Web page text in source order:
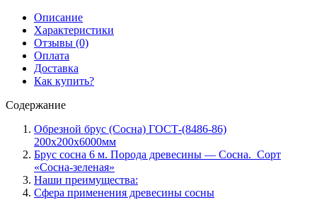
сорт.
Описание
Характеристики
Отзывы (0)
Оплата
Доставка
Как купить?
Содержание
Обрезной брус (Сосна) ГОСТ-(8486-86)
200х200х6000мм
Брус сосна 6 м. Порода древесины — Сосна. Сорт
«Сосна-зеленая»
Наши преимущества:
Сфера применения древесины сосны